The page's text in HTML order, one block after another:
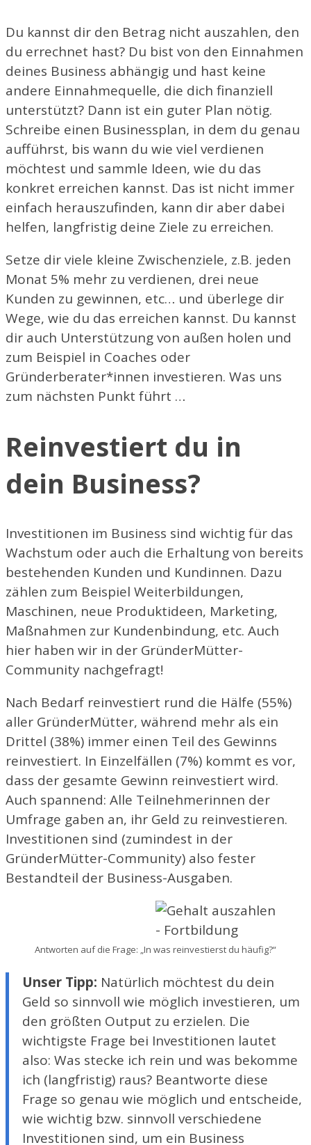
Du kannst dir den Betrag nicht auszahlen, den
du errechnet hast? Du bist von den Einnahmen
deines Business abhängig und hast keine
andere Einnahmequelle, die dich finanziell
unterstützt? Dann ist ein guter Plan nötig.
Schreibe einen Businessplan, in dem du genau
aufführst, bis wann du wie viel verdienen
möchtest und sammle Ideen, wie du das
konkret erreichen kannst. Das ist nicht immer
einfach herauszufinden, kann dir aber dabei
helfen, langfristig deine Ziele zu erreichen.
Setze dir viele kleine Zwischenziele, z.B. jeden
Monat 5% mehr zu verdienen, drei neue
Kunden zu gewinnen, etc… und überlege dir
Wege, wie du das erreichen kannst. Du kannst
dir auch Unterstützung von außen holen und
zum Beispiel in Coaches oder
Gründerberater*innen investieren. Was uns
zum nächsten Punkt führt …
Reinvestiert du in
dein Business?
Investitionen im Business sind wichtig für das
Wachstum oder auch die Erhaltung von bereits
bestehenden Kunden und Kundinnen. Dazu
zählen zum Beispiel Weiterbildungen,
Maschinen, neue Produktideen, Marketing,
Maßnahmen zur Kundenbindung, etc. Auch
hier haben wir in der GründerMütter-
Community nachgefragt!
Nach Bedarf reinvestiert rund die Hälfe (55%)
aller GründerMütter, während mehr als ein
Drittel (38%) immer einen Teil des Gewinns
reinvestiert. In Einzelfällen (7%) kommt es vor,
dass der gesamte Gewinn reinvestiert wird.
Auch spannend: Alle Teilnehmerinnen der
Umfrage gaben an, ihr Geld zu reinvestieren.
Investitionen sind (zumindest in der
GründerMütter-Community) also fester
Bestandteil der Business-Ausgaben.
Antworten auf die Frage: „In was reinvestierst du häufig?“
Unser Tipp: Natürlich möchtest du dein
Geld so sinnvoll wie möglich investieren, um
den größten Output zu erzielen. Die
wichtigste Frage bei Investitionen lautet
also: Was stecke ich rein und was bekomme
ich (langfristig) raus? Beantworte diese
Frage so genau wie möglich und entscheide,
wie wichtig bzw. sinnvoll verschiedene
Investitionen sind, um ein Business